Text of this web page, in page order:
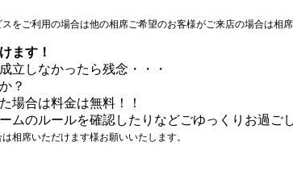
ご利用の場合は他の相席ご希望のお客様がご来店の場合は相
ます！
立しなかったら残念・・・
？
場合は料金は無料！！
のルールを確認したりなどごゆっくりお過ご
相席いただけます様お願いいたします。